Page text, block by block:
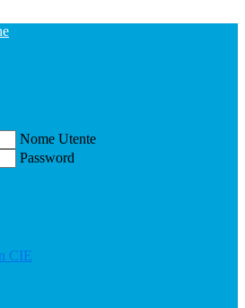
Nome Utente
Password
CIE